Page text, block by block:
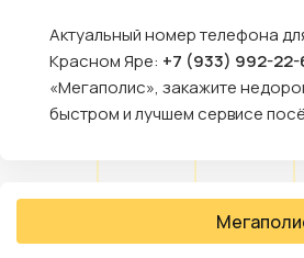
Актуальный номер телефона
Красном Яре: +7 (933) 992-22-
«Мегаполис», закажите
быстром и лучшем сервисе